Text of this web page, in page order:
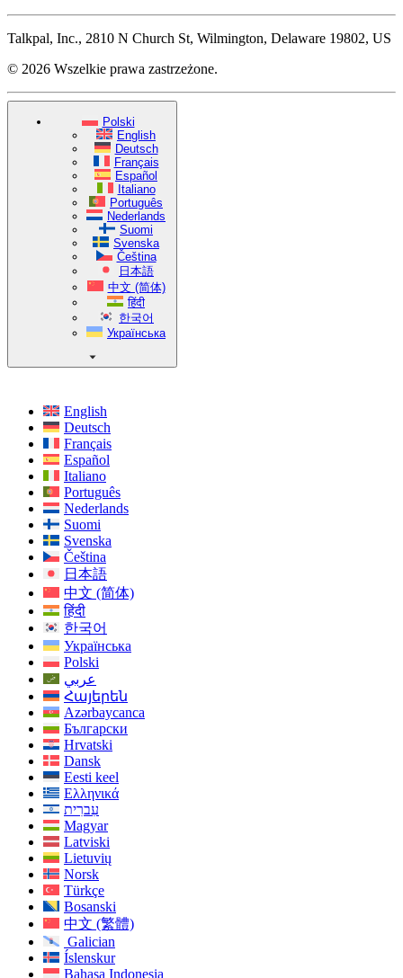
Talkpal, Inc., 2810 N Church St, Wilmington, Delaware 19802, US
© 2026 Wszelkie prawa zastrzeżone.
Polski
English
Deutsch
Français
Español
Italiano
Português
Nederlands
Suomi
Svenska
Čeština
日本語
中文 (简体)
हिंदी
한국어
Українська
English
Deutsch
Français
Español
Italiano
Português
Nederlands
Suomi
Svenska
Čeština
日本語
中文 (简体)
हिंदी
한국어
Українська
Polski
عربي
Հայերեն
Azərbaycanca
Български
Hrvatski
Dansk
Eesti keel
Ελληνικά
עִברִית
Magyar
Latviski
Lietuvių
Norsk
Türkçe
Bosanski
中文 (繁體)
Galician
Íslenskur
Bahasa Indonesia